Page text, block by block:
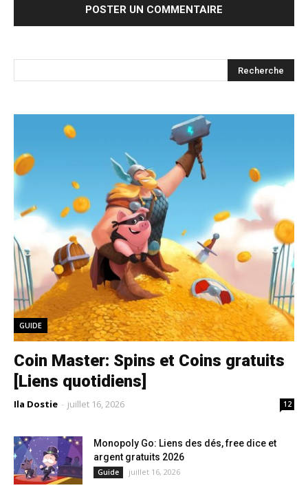
GUIDE
Coin Master: Spins et Coins gratuits
[Liens quotidiens]
Ila Dostie - juillet 16, 2026 12
Monopoly Go: Liens des dés, free dice et
argent gratuits 2026
Guide juillet 16, 2026